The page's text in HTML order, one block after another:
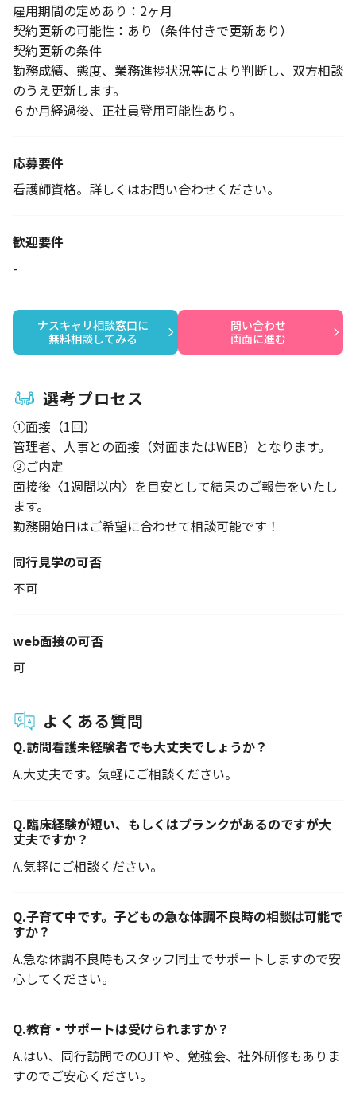
雇用期間の定めあり：2ヶ月
契約更新の可能性：あり（条件付きで更新あり）
契約更新の条件
勤務成績、態度、業務進捗状況等により判断し、双方相談
のうえ更新します。
６か月経過後、正社員登用可能性あり。
応募要件
看護師資格。詳しくはお問い合わせください。
歓迎要件
-
ナスキャリ相談窓口に
無料相談してみる
問い合わせ
画面に進む
選考プロセス
①面接（1回）
管理者、人事との面接（対面またはWEB）となります。
②ご内定
面接後〈1週間以内〉を目安として結果のご報告をいたし
ます。
勤務開始日はご希望に合わせて相談可能です！
同行見学の可否
不可
web面接の可否
可
よくある質問
Q.訪問看護未経験者でも大丈夫でしょうか？
A.大丈夫です。気軽にご相談ください。
Q.臨床経験が短い、もしくはブランクがあるのですが大
丈夫ですか？
A.気軽にご相談ください。
Q.子育て中です。子どもの急な体調不良時の相談は可能で
すか？
A.急な体調不良時もスタッフ同士でサポートしますので安
心してください。
Q.教育・サポートは受けられますか？
A.はい、同行訪問でのOJTや、勉強会、社外研修もありま
すのでご安心ください。